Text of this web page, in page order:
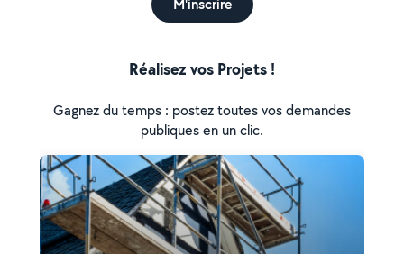
M'inscrire
Réalisez vos Projets !
Gagnez du temps : postez toutes vos demandes
publiques en un clic.